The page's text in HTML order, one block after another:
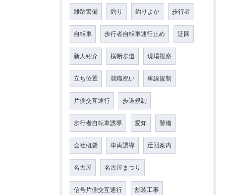
雑踏警備 釣り 釣りよか 歩行者
自転車 歩行者自転車通行止め 迂回
新人紹介 横断歩道 現場視察
立ち位置 就職祝い 車線規制
片側交互通行 歩道規制
歩行者自転車誘導 愛知 警備
会社概要 車両誘導 迂回案内
名古屋 名古屋まつり
信号片側交互通行 舗装工事